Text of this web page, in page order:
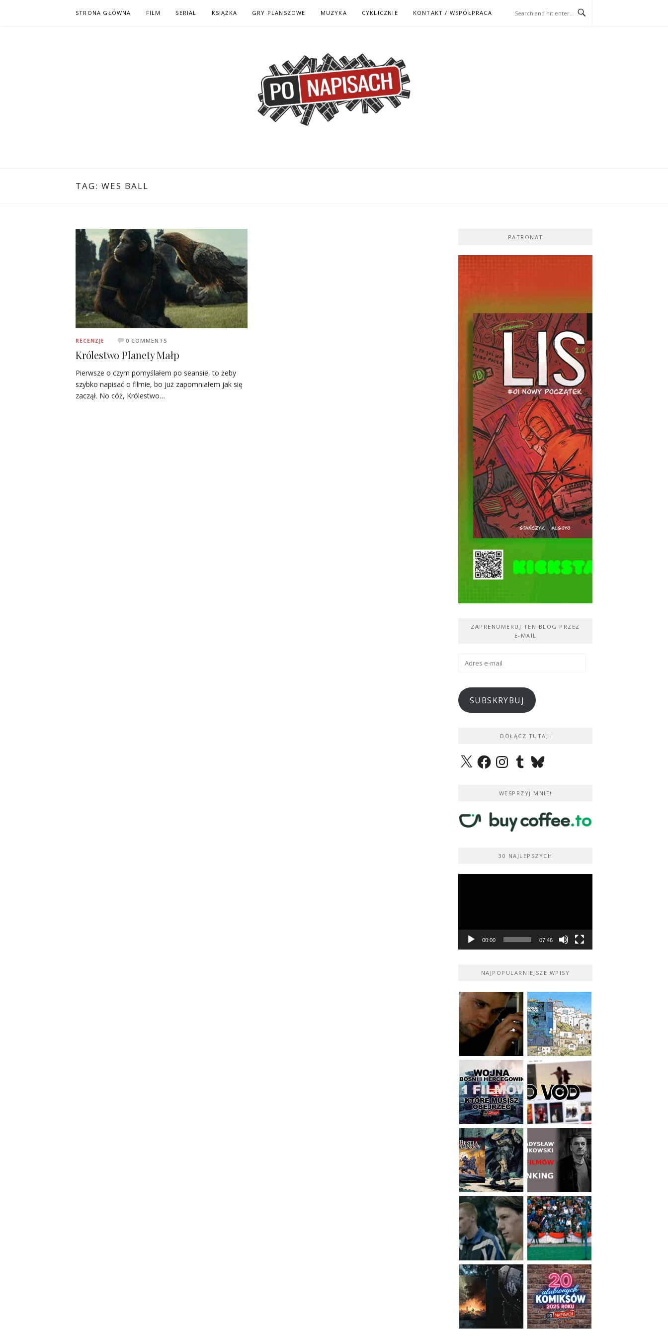
STRONA GŁÓWNA FILM SERIAL KSIĄŻKA GRY PLANSZOWE MUZYKA CYKLICZNIE KONTAKT / WSPÓŁPRACA
TAG: WES BALL
RECENZJE 0 COMMENTS
Królestwo Planety Małp
Pierwsze o czym pomyślałem po seansie, to żeby
szybko napisać o filmie, bo już zapomniałem jak się
zaczął. No cóż, Królestwo…
PATRONAT
ZAPRENUMERUJ TEN BLOG PRZEZ
E-MAIL
Adres
SUBSKRYBUJ
DOŁĄCZ TUTAJ!
X FacebookInstagramTumblrBluesky
WESPRZYJ MNIE!
30 NAJLEPSZYCH
00:00 07:46
NAJPOPULARNIEJSZE WPISY